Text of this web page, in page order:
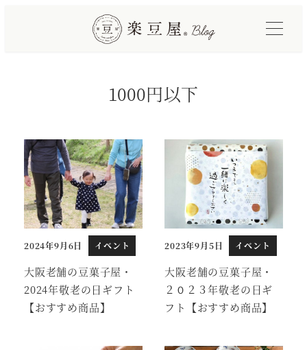
1000円以下
大阪老舗の豆菓子屋・
2024年敬老の日ギフト
【おすすめ商品】
投稿日
2024年9月6日 イベント
大阪老舗の豆菓子屋・
２０２３年敬老の日ギ
フト【おすすめ商品】
投稿日
2023年9月5日 イベント